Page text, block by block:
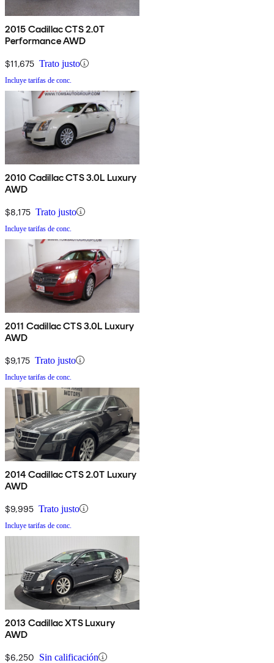
2015 Cadillac CTS 2.0T
Performance AWD
$11,675 Trato justo
Incluye tarifas de conc.
2010 Cadillac CTS 3.0L Luxury
AWD
$8,175 Trato justo
Incluye tarifas de conc.
2011 Cadillac CTS 3.0L Luxury
AWD
$9,175 Trato justo
Incluye tarifas de conc.
2014 Cadillac CTS 2.0T Luxury
AWD
$9,995 Trato justo
Incluye tarifas de conc.
2013 Cadillac XTS Luxury
AWD
$6,250 Sin calificación